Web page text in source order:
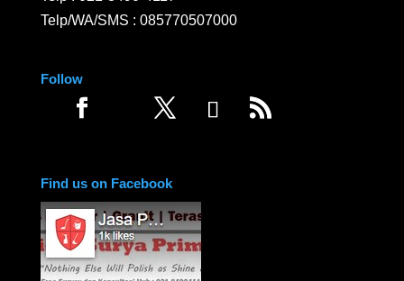
Telp/WA/SMS : 085770507000
Follow
Find us on Facebook